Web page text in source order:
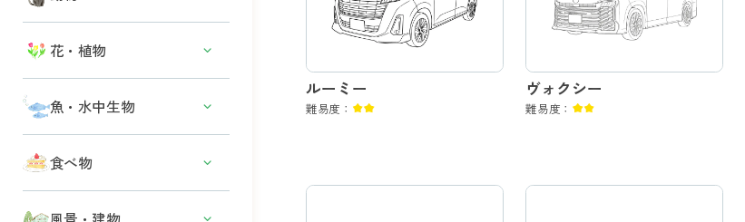
チョウ・ガ
トンボ
カタツムリ
その他の虫・昆虫
電車・新幹線
バイク・自転車
その他の車
ジュラ紀
三畳紀
犬
猫
その他の哺乳類
爬虫類・両生類
鳥類
花・植物
春の花
夏の花
秋の花
冬の花
魚・水中生物
魚
イルカ・クジラ
食べ物
肉・魚料理
ルーミー
難易度：
ヴォクシー
難易度：